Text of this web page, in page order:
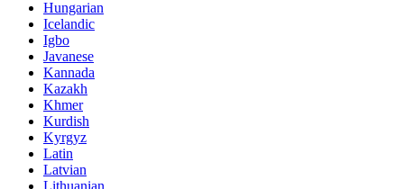
Hungarian
Icelandic
Igbo
Javanese
Kannada
Kazakh
Khmer
Kurdish
Kyrgyz
Latin
Latvian
Lithuanian